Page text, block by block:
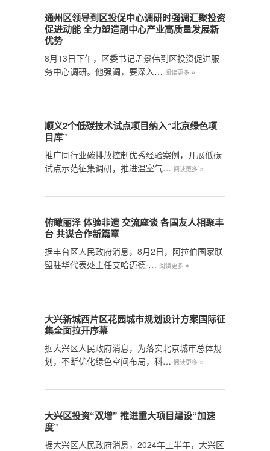
通州区领导到区投促中心调研时强调汇聚投资
促进动能 全力塑造副中心产业高质量发展新
优势
8月13日下午，区委书记孟景伟到区投资促进服
务中心调研。他强调，要深入… 阅读更多 »
顺义2个低碳技术试点项目纳入“北京绿色项
目库”
推广同行业碳排放控制优秀经验案例，开展低碳
试点示范征集调研，推进温室气… 阅读更多 »
俯瞰丽泽 体验非遗 交流座谈 各国友人相聚丰
台 共谋合作新篇章
据丰台区人民政府消息，8月2日，阿拉伯国家联
盟驻华代表处主任艾哈迈德·… 阅读更多 »
大兴新城西片区花园城市规划设计方案国际征
集全面拉开序幕
据大兴区人民政府消息，为落实北京城市总体规
划，不断优化绿色空间布局，科… 阅读更多 »
大兴区投资“双增” 推进重大项目建设“加速
度”
据大兴区人民政府消息，2024年上半年，大兴区